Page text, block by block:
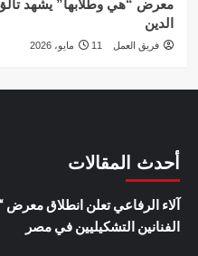
معرض “هي وطلابها” يشهد
الدين
فريق العمل 11 مايو، 2026
أحدث المقالات
الفنانين التشكيليين في مصر